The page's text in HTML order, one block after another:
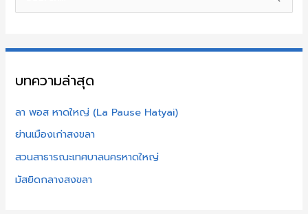
e
c
f
o
r
:
บทความล่าสุด
ลา พอส หาดใหญ่ (La Pause Hatyai)
ย่านเมืองเก่าสงขลา
สวนสาธารณะเทศบาลนครหาดใหญ่
มัสยิดกลางสงขลา